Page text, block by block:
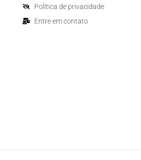
Política de privacidade
Entre em contato